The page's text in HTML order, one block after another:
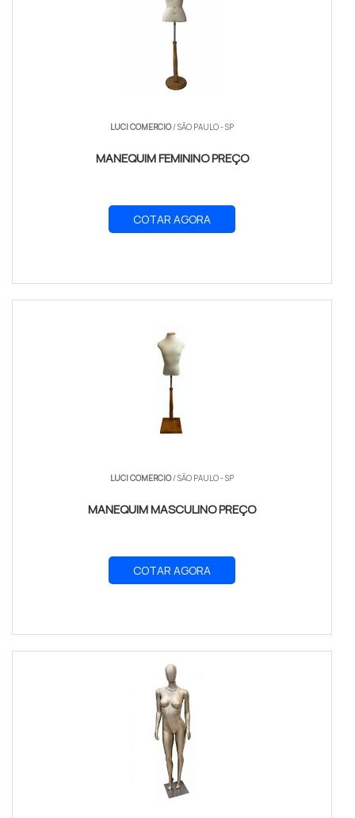
LUCI COMERCIO/ SÃO PAULO - SP
MANEQUIM FEMININO PREÇO
COTAR AGORA
LUCI COMERCIO/ SÃO PAULO - SP
MANEQUIM MASCULINO PREÇO
COTAR AGORA